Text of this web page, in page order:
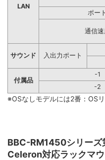
LAN
ポート
通信速
サウンド 入出力ポート
付属品
-1
-2
※OSなしモデルには2番：OS
BBC-RM1450シリー
Celeron対応ラックマ